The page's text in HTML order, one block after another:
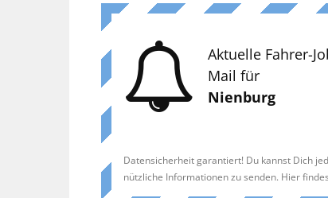
Aktuelle Fahrer-
Mail für
Nienburg
Datensicherheit garantiert! Du kannst Dich
nützliche Informationen zu senden. Hier